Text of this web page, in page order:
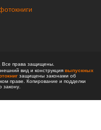
Все права защищены.
вид и конструкция выпускных
защищены законами об
праве. Копирование и подделки
закону.